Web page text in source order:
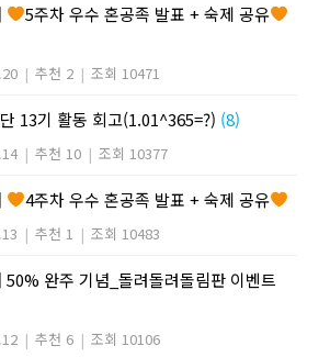
5주차 우수 혼공족 발표 + 숙제 공유
| 추천 2 | 조회 10471
13기 활동 회고(1.01^365=?) (8)
| 추천 10 | 조회 10377
4주차 우수 혼공족 발표 + 숙제 공유
| 추천 1 | 조회 10483
완주 기념_돌려돌려돌림판 이벤트
| 추천 6 | 조회 10106